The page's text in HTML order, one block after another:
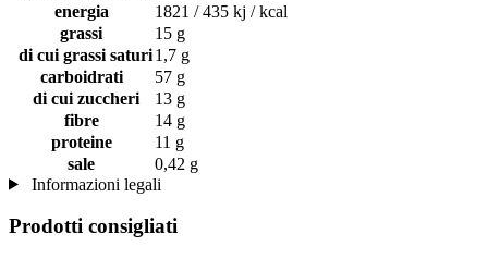
energia
1821 / 435 kj / kcal
grassi
15 g
di cui grassi saturi1,7 g
carboidrati
57 g
di cui zuccheri
13 g
fibre
14 g
proteine
11 g
sale
0,42 g
Informazioni legali
Prodotti consigliati